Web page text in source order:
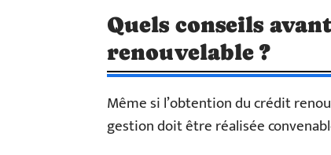
Quels conseils
renouvelable ?
Même si l’obtention du crédit
gestion doit être réalisée